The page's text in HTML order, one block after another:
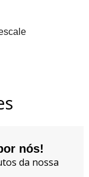
nós!
da nossa